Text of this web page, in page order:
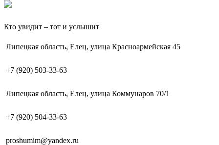
Кто увидит – тот и услышит
Липецкая область, Елец, улица Красноармейская 45
+7 (920) 503-33-63
Липецкая область, Елец, улица Коммунаров 70/1
+7 (920) 504-33-63
proshumim@yandex.ru